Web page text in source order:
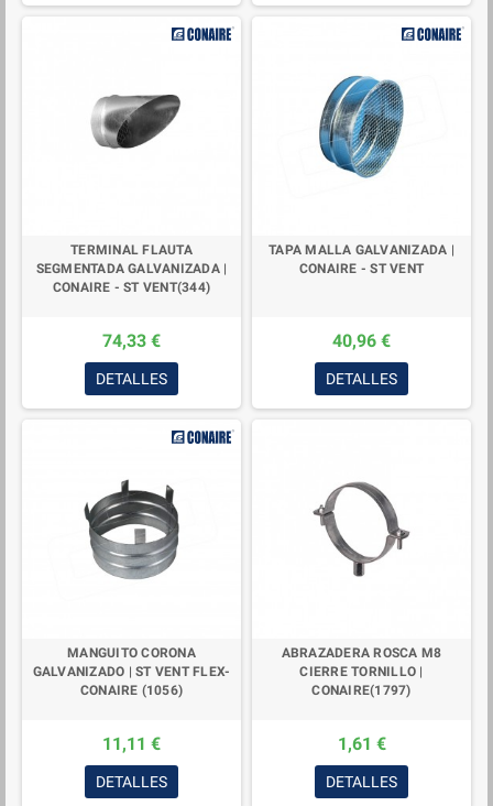
TERMINAL FLAUTA
SEGMENTADA GALVANIZADA |
CONAIRE - ST VENT(344)
74,33 €
DETALLES
TAPA MALLA GALVANIZADA |
CONAIRE - ST VENT
40,96 €
DETALLES
MANGUITO CORONA
GALVANIZADO | ST VENT FLEX-
CONAIRE (1056)
11,11 €
DETALLES
ABRAZADERA ROSCA M8
CIERRE TORNILLO |
CONAIRE(1797)
1,61 €
DETALLES